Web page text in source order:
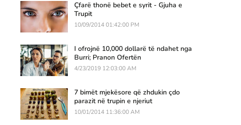
Çfarë thonë bebet e syrit - Gjuha e
Trupit
10/09/2014 01:42:00 PM
I ofrojnë 10,000 dollarë të ndahet nga
Burri; Pranon Ofertën
4/23/2019 12:03:00 AM
7 bimët mjekësore që zhdukin çdo
parazit në trupin e njeriut
10/01/2014 11:36:00 AM